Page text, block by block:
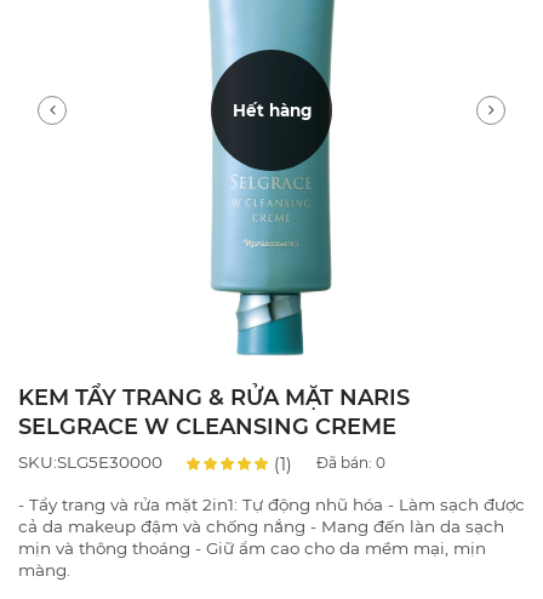
Hết hàng
KEM TẨY TRANG & RỬA MẶT NARIS
SELGRACE W CLEANSING CREME
SKU:SLG5E30000 (1) Đã bán: 0
- Tẩy trang và rửa mặt 2in1: Tự động nhũ hóa - Làm sạch được
cả da makeup đậm và chống nắng - Mang đến làn da sạch
mịn và thông thoáng - Giữ ẩm cao cho da mềm mại, mịn
màng.